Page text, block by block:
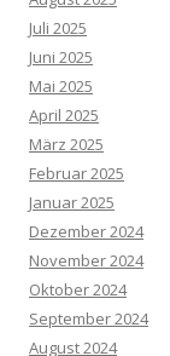
Juli 2025
Juni 2025
Mai 2025
April 2025
März 2025
Februar 2025
Januar 2025
Dezember 2024
November 2024
Oktober 2024
September 2024
August 2024